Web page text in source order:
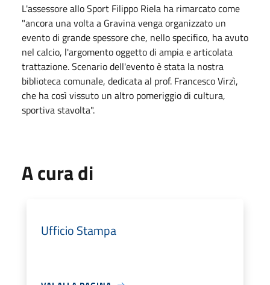
L'assessore allo Sport Filippo Riela ha rimarcato come
"ancora una volta a Gravina venga organizzato un
evento di grande spessore che, nello specifico, ha avuto
nel calcio, l'argomento oggetto di ampia e articolata
trattazione. Scenario dell'evento è stata la nostra
biblioteca comunale, dedicata al prof. Francesco Virzì,
che ha così vissuto un altro pomeriggio di cultura,
sportiva stavolta".
A cura di
Ufficio Stampa